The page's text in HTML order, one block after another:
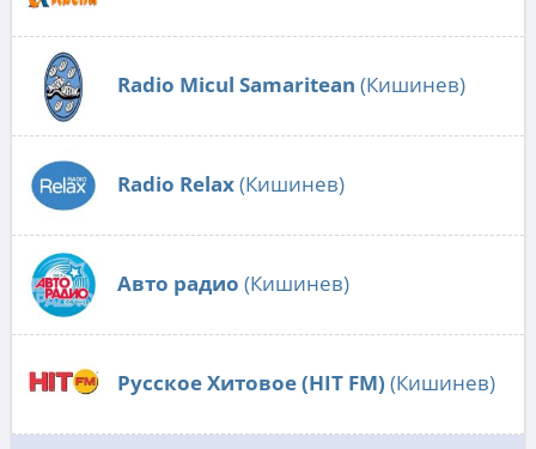
Radio Micul Samaritean (Кишинев)
Radio Relax(Кишинев)
Авто радио (Кишинев)
Русское Хитовое (HIT FM) (Кишинев)